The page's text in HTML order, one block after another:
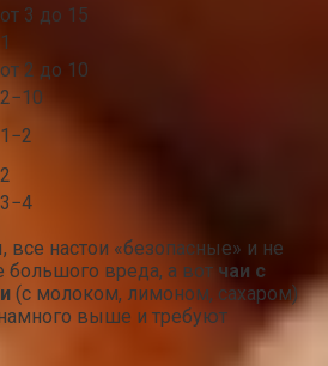
от 3 до 15
1
от 2 до 10
2−10
1−2
2
3−4
настои «безопасные» и не
большого вреда, а вот чаи с
(с молоком, лимоном, сахаром)
выше и требуют